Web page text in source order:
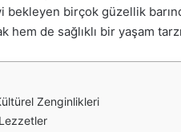
birçok güzellik
hem de sağlıklı bir yaşam
Zenginlikleri